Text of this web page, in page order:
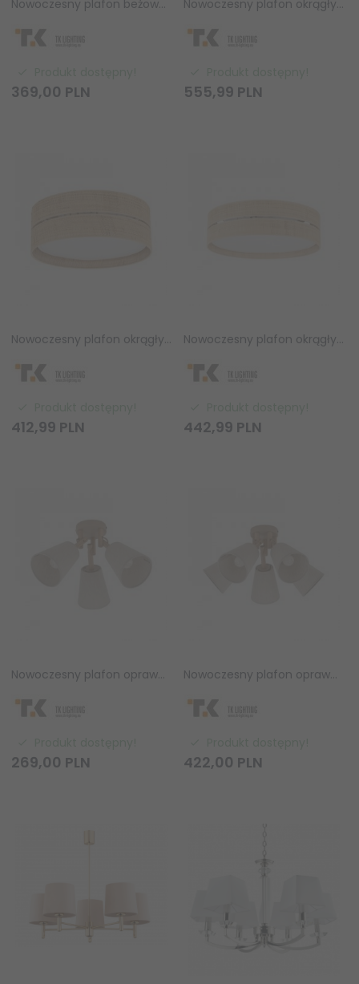
Nowoczesny plafon beżowy okrągły 60cm słomkowy abażur w stylu boho industrialny CALMA 11351 TK-Lighting
369,00 PLN
Nowoczesny plafon okrągły abażur brązowy 50cm boho minimalistyczny klasyczny CALISTO JUTA 11046 TK-Lighting
555,99 PLN
Nowoczesny plafon okrągły beżowy abażurowy słomkowy boho minimalistyczny klasyczny CALMA 11598 TK-Lighting
412,99 PLN
Nowoczesny plafon okrągły beżowy abażurowy słomkowy boho minimalistyczny klasyczny CALMA 11599 TK-Lighting
442,99 PLN
Nowoczesny plafon oprawa sufitowa brązowa abażurowa drewniana boho minimalistyczna klasyczna VAIO 11605 TK-Lighting
269,00 PLN
Nowoczesny plafon oprawa sufitowa brązowa abażurowa drewniana boho minimalistyczna klasyczna VAIO 11606 TK-Lighting
422,00 PLN